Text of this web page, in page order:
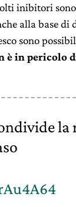
inibitori
alla base di
sono
è in pericolo
la